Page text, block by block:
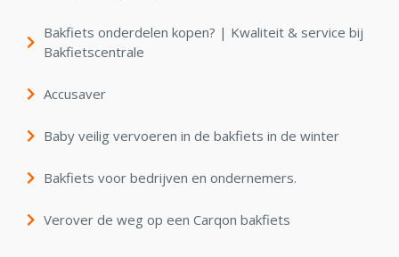
Bakfiets onderdelen kopen? | Kwaliteit & service bij
Bakfietscentrale
Accusaver
Baby veilig vervoeren in de bakfiets in de winter
Bakfiets voor bedrijven en ondernemers.
Verover de weg op een Carqon bakfiets